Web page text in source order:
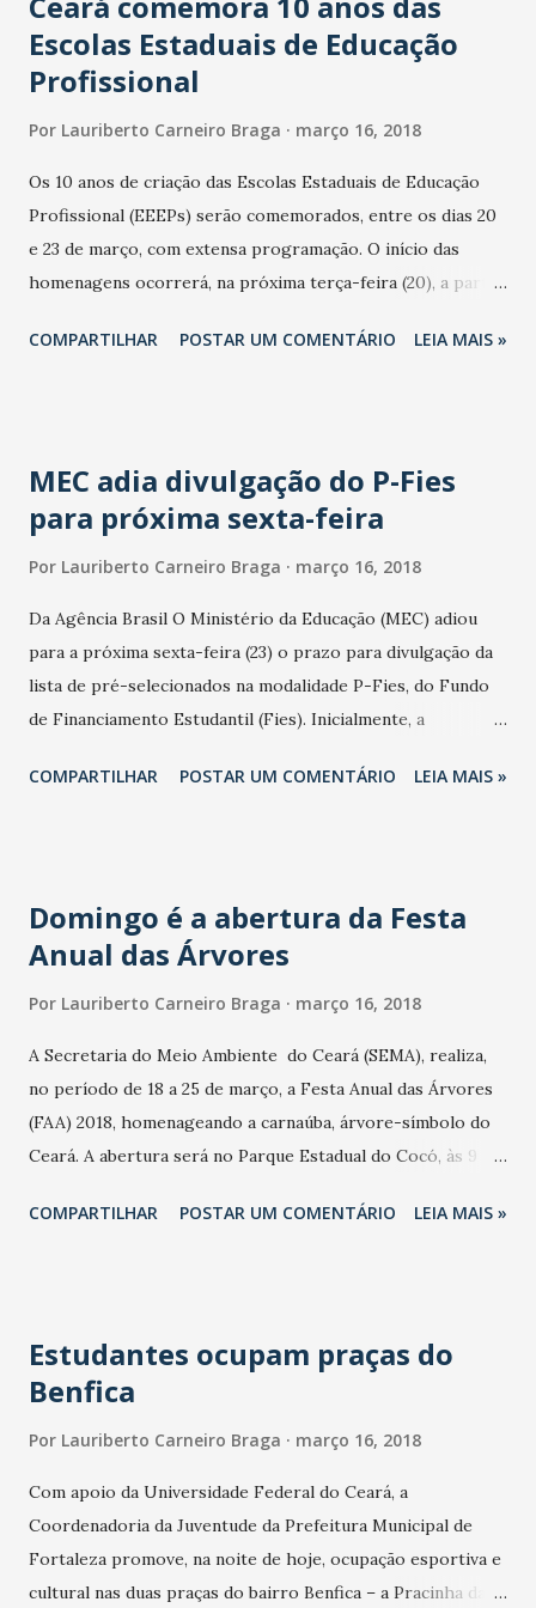
Escolas Estaduais de Educação
Profissional
Por Lauriberto Carneiro Braga março 16, 2018
Os 10 anos de criação das Escolas Estaduais de Educação
Profissional (EEEPs) serão comemorados, entre os dias 20
e 23 de março, com extensa programação. O início das
homenagens ocorrerá, na próxima terça-feira (20), a partir
Educação Profissional no Ceará: Repensando o Ensino
do governador Camilo Santana, da vice-governadora Izolda
Cela, o secretário da Educação, Idilvan Alencar, e
terça, haverá um painel com o tema “Educação e Trabalho:
As competências e habilidades necessárias ao profissional
técnico para o século XXI”, com palestras do chefe de
Projetos do Banco Interamericano de Desenvolvimento
(BID), João Marcelo Borges; da professora da Universidade
COMPARTILHAR POSTAR UM COMENTÁRIO LEIA MAIS »
MEC adia divulgação do P-Fies
para próxima sexta-feira
Por Lauriberto Carneiro Braga março 16, 2018
Da Agência Brasil O Ministério da Educação (MEC) adiou
para a próxima sexta-feira (23) o prazo para divulgação da
lista de pré-selecionados na modalidade P-Fies, do Fundo
de Financiamento Estudantil (Fies). Inicialmente, a
vagas, nos primeiros seis meses de 2018, aos candidatos
à concessão de financiamento a estudantes em cursos
superiores não gratuitos, com avaliação positiva nos
concessão do financiamento ao estudante serão definidas
entre o agente financeiro operador do crédito (banco), a
instituição de ensino superior e o estudante. Segundo as
regras gerais do Fies, o valor mínimo a ser financiado é de
R$ 50 por mês. O percentual de financiamento dos
comprometimento ...
COMPARTILHAR POSTAR UM COMENTÁRIO LEIA MAIS »
Domingo é a abertura da Festa
Anual das Árvores
Por Lauriberto Carneiro Braga março 16, 2018
A Secretaria do Meio Ambiente do Ceará (SEMA), realiza,
no período de 18 a 25 de março, a Festa Anual das Árvores
(FAA) 2018, homenageando a carnaúba, árvore-símbolo do
Ceará. A abertura será no Parque Estadual do Cocó, às 9
Projeto Viva o Parque. No momento da abertura da
terá como tema “Adote uma Árvore”. O evento tem o apoio
da Semace e da Cagece e ocorre simultaneamente em 110
Estaduais. Segundo o secretário de Meio Ambiente, Artur
Bruno, “o desafio é tentar recuperar a cobertura vegetal
do Estado, que é de somente 57%. 109 mil mudas estão
sendo plantadas em todo o Estado. Nosso objetivo é que
cada cidadão faça o mesmo no seu quintal”. São 36 mil na
COMPARTILHAR POSTAR UM COMENTÁRIO LEIA MAIS »
Estudantes ocupam praças do
Benfica
Por Lauriberto Carneiro Braga março 16, 2018
Com apoio da Universidade Federal do Ceará, a
Coordenadoria da Juventude da Prefeitura Municipal de
Fortaleza promove, na noite de hoje, ocupação esportiva e
cultural nas duas praças do bairro Benfica – a Pracinha da